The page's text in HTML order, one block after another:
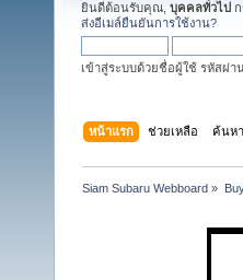
ยินดีต้อนรับคุณ, บุคคลทั่วไป
ส่งอีเมล์ยืนยันการใช้งาน?
เข้าสู่ระบบด้วยชื่อผู้ใช้ รหัสผ่า
หน้าแรก ช่วยเหลือ ค้นหา
Siam Subaru Webboard »